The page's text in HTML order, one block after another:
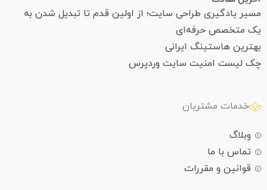
مسیر یادگیری طراحی سایت؛ از اولین قدم تا تبدیل شدن به
یک متخصص حرفه‌ای
بهترین هاستینگ ایرانی
چک لیست امنیت سایت وردپرس
خدمات مشتریان
وبلاگ
تماس با ما
قوانین و مقررات